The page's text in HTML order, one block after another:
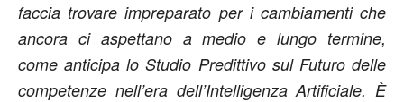
faccia trovare impreparato per i cambiamenti che
ancora ci aspettano a medio e lungo termine,
come anticipa lo Studio Predittivo sul Futuro delle
competenze nell’era dell’Intelligenza Artificiale. È